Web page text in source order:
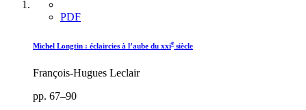
PDF
Michel Longtin : éclaircies à l’aube du xxie siècle
François-Hugues Leclair
pp. 67–90